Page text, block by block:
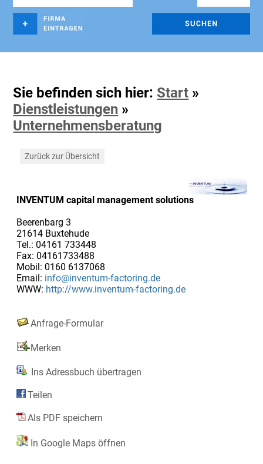
Sie befinden sich hier: Start »
Dienstleistungen »
Unternehmensberatung
Zurück zur Übersicht
INVENTUM capital management solutions
Beerenbarg 3
21614 Buxtehude
Tel.: 04161 733448
Fax: 04161733488
Mobil: 0160 6137068
Email: info@inventum-factoring.de
WWW: http://www.inventum-factoring.de
Anfrage-Formular
Merken
Ins Adressbuch übertragen
Teilen
Als PDF speichern
In Google Maps öffnen